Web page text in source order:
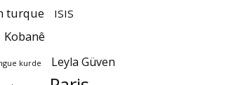
turque ISIS
Kobanê
kurde Leyla Güven